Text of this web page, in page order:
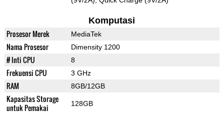
Komputasi
Prosesor Merek MediaTek
Nama Prosesor Dimensity 1200
# Inti CPU 8
Frekuensi CPU 3 GHz
RAM 8GB/12GB
Kapasitas Storage
untuk Pemakai
128GB